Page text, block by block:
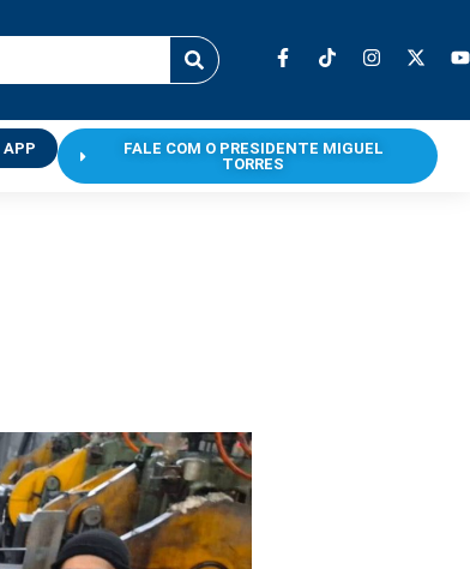
APP
FALE COM O PRESIDENTE MIGUEL
TORRES